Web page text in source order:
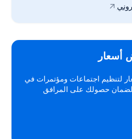
أسعار
اجتماعات ومؤتمرات في
حصولك على المرافق